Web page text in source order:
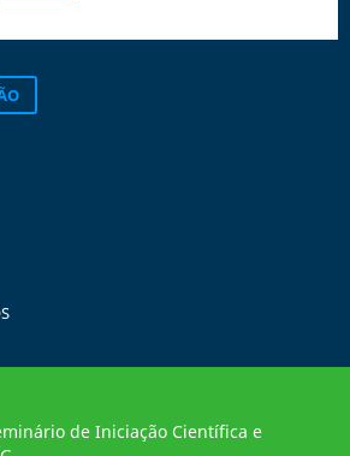
de Iniciação Científica e